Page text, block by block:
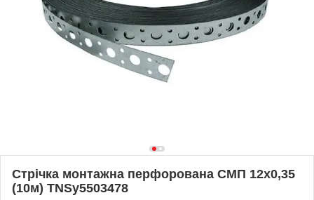
Стрічка монтажна перфорована СМП 12х0,35
(10м) TNSy5503478